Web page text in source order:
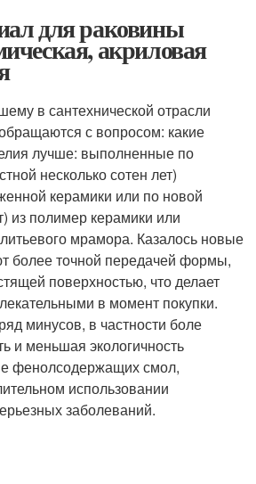
для раковины
акриловая
в сантехнической отрасли
с вопросом: какие
лучше: выполненные по
несколько сотен лет)
керамики или по новой
из полимер керамики или
мрамора. Казалось новые
более точной передачей формы,
поверхностью, что делает
в момент покупки.
минусов, в частности боле
и меньшая экологичность
фенолсодержащих смол,
использовании
заболеваний.